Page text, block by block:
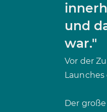
und
war."
Vor der
Der